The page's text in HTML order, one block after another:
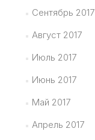
Сентябрь 2017
Август 2017
Июль 2017
Июнь 2017
Май 2017
Апрель 2017